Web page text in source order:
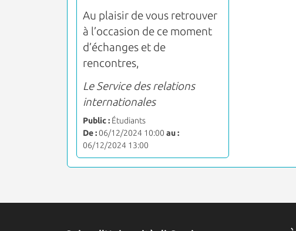
Au plaisir de vous retrouver
à l’occasion de ce moment
d’échanges et de
rencontres,
Le Service des relations
internationales
Public : Étudiants
De :06/12/2024 10:00 au :
06/12/2024 13:00